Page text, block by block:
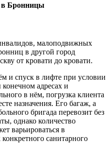
в Бронницы
малоподвижных
в другой город
от кровати до кровати.
и спуск в лифте при условии
адресах и
в нём, погрузка клиента
назначения. Его багаж, а
бригада перевозит без
однако количество
варьироваться в
санитарного